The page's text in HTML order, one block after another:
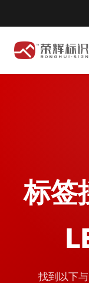
标签
找到以下